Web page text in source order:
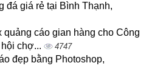
đá giá rẻ tại Bình Thạnh,
quảng cáo gian hàng cho Công
chợ...
4747
đẹp bằng Photoshop,